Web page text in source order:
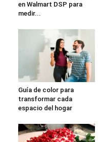
en Walmart DSP para
medir...
Guía de color para
transformar cada
espacio del hogar